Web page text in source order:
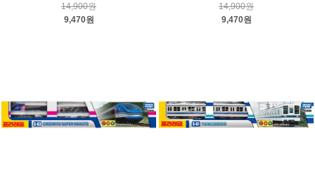
14,900원
9,470원
14,900원
9,470원